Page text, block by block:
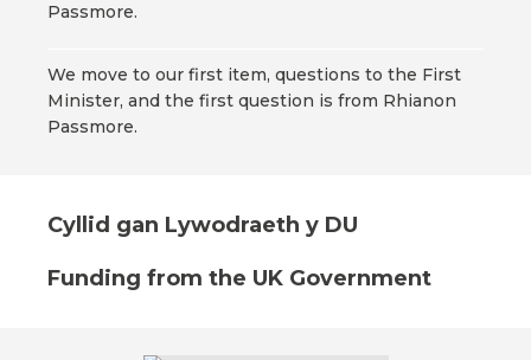
Passmore.
We move to our first item, questions to the First
Minister, and the first question is from Rhianon
Passmore.
Cyllid gan Lywodraeth y DU
Funding from the UK Government